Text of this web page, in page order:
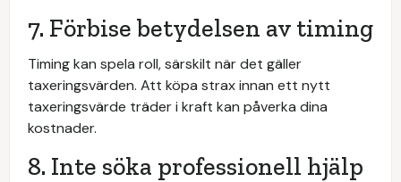
7. Förbise betydelsen av timing
Timing kan spela roll, särskilt när det gäller
taxeringsvärden. Att köpa strax innan ett nytt
taxeringsvärde träder i kraft kan påverka dina
kostnader.
8. Inte söka professionell hjälp